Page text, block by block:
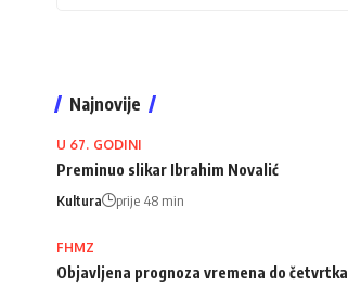
Najnovije
U 67. GODINI
Preminuo slikar Ibrahim Novalić
Kultura prije 48 min
FHMZ
Objavljena prognoza vremena do četvrtka